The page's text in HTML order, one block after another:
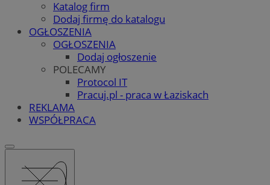
Katalog firm
Dodaj firmę do katalogu
OGŁOSZENIA
OGŁOSZENIA
Dodaj ogłoszenie
POLECAMY
Protocol IT
Pracuj.pl - praca w Łaziskach
REKLAMA
WSPÓŁPRACA